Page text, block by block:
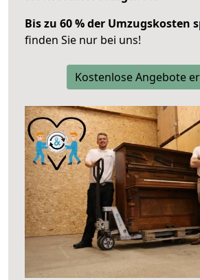
Bis zu 60 % der Umzugskosten
finden Sie nur bei uns!
Kostenlose Angebote